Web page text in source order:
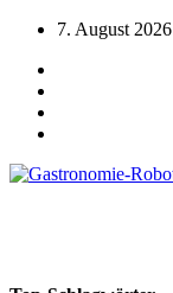
Zum
springen
7. August 2026